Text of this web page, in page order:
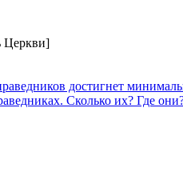
Церкви]
достигнет
Сколько их? Где